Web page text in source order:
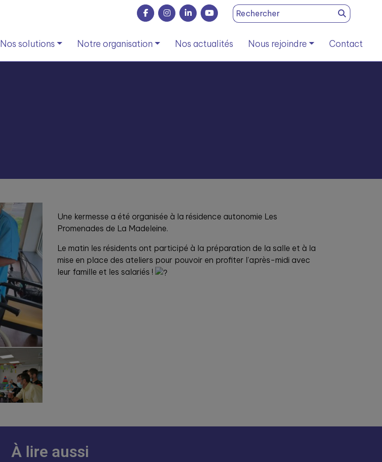
Search
for:
Nos solutions Notre organisation Nos actualités Nous rejoindre Contact
Une kermesse a été organisée à la résidence autonomie Les
Promenades de La Madeleine.
Le matin les résidents ont participé à la préparation de la salle et à la
mise en place des ateliers pour pouvoir en profiter l’après-midi avec
leur famille et les salariés !
À lire aussi